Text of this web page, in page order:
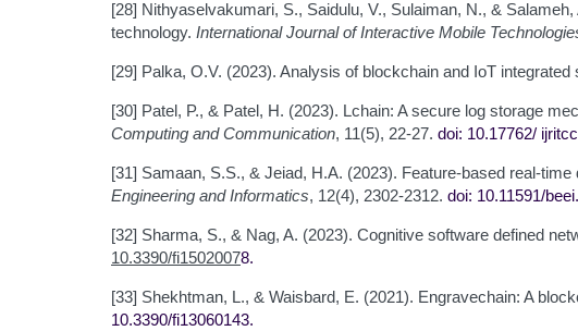
[28] Nithyaselvakumari, S., Saidulu, V., Sulaiman, N., &
technology. International Journal of Interactive Mobile
[29] Palka, O.V. (2023). Analysis of blockchain and IoT
[30] Patel, P., & Patel, H. (2023). Lchain: A secure log storage
Computing and Communication, 11(5), 22-27. doi: 10.17762/
[31] Samaan, S.S., & Jeiad, H.A. (2023). Feature-based real-
Engineering and Informatics, 12(4), 2302-2312. doi: 10.11591/
[32] Sharma, S., & Nag, A. (2023). Cognitive software defined
10.3390/fi15020078.
[33] Shekhtman, L., & Waisbard, E. (2021). Engravechain: A
10.3390/fi13060143.